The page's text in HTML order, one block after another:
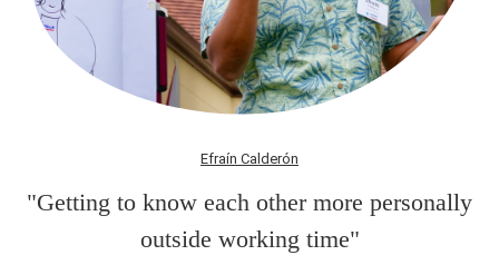
Efraín Calderón
"Getting to know each other more personally
outside working time"